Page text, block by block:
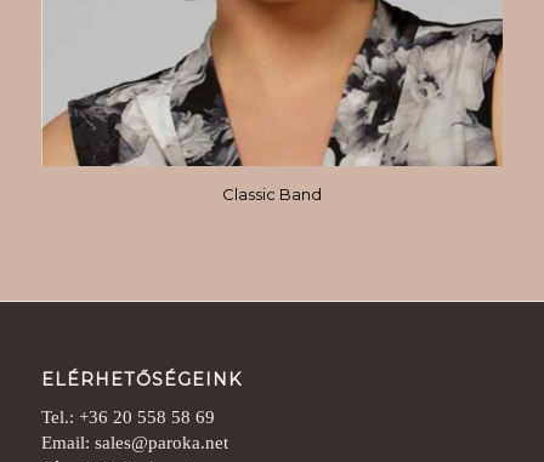
Classic Band
ELÉRHETŐSÉGEINK
Tel.: +36 20 558 58 69
Email: sales@paroka.net